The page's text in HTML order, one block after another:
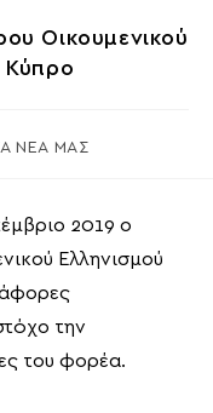
Οικουμενικού
Κύπρο
ΝΕΑ ΜΑΣ
2019 ο
Ελληνισμού
την
του φορέα.